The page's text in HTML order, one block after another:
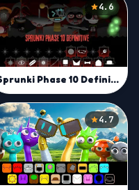
4.6
Sprunki Phase 10 Definitive
4.7